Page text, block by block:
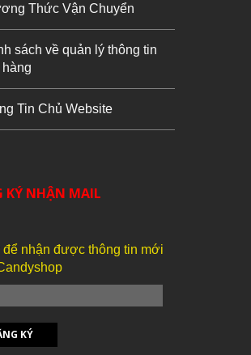
Thức Vận Chuyển
sách về quản lý thông tin
hàng
Tin Chủ Website
KÝ NHẬN MAIL
nhận được thông tin mới
KÝ